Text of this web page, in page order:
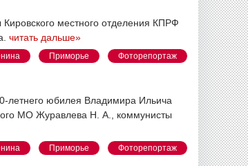
местного отделения КПРФ
читать дальше»
Приморье Фоторепортаж
летнего юбилея Владимира Ильича
МО Журавлева Н. А., коммунисты
Приморье Фоторепортаж